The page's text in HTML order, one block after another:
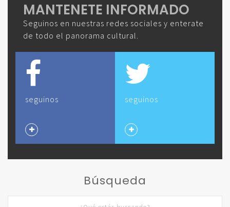
MANTENETE INFORMADO
Seguinos en nuestras redes sociales y enterate
de todo el panorama cultural.
seguinos seguinos
Búsqueda